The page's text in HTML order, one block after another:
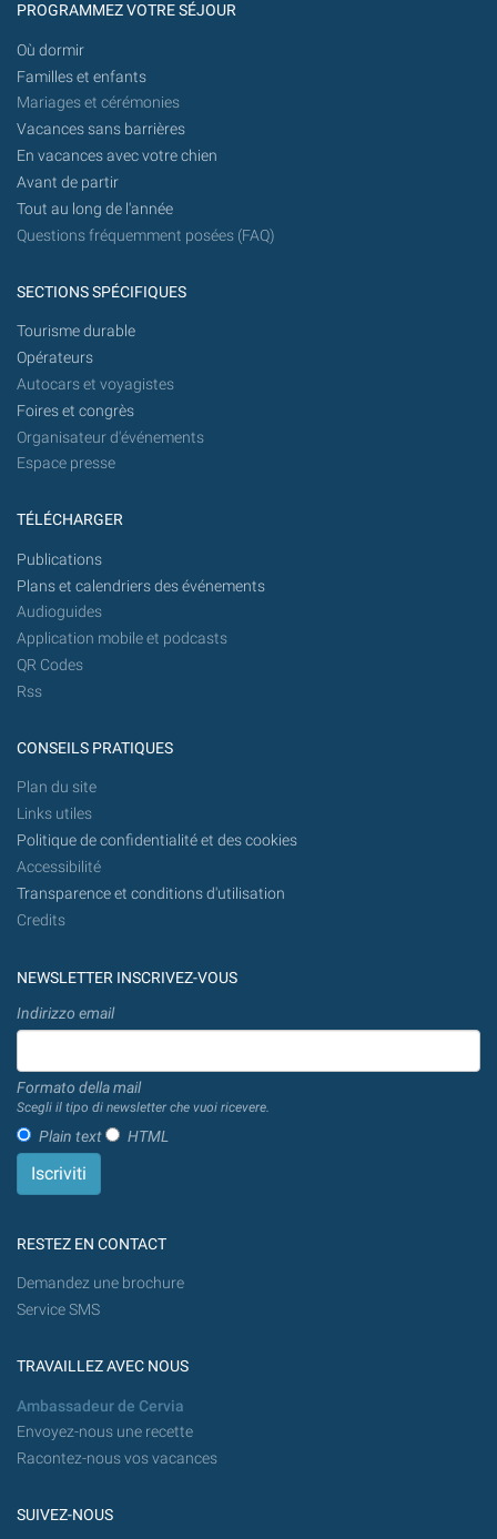
PROGRAMMEZ VOTRE SÉJOUR
Où dormir
Familles et enfants
Mariages et cérémonies
Vacances sans barrières
En vacances avec votre chien
Avant de partir
Tout au long de l'année
Questions fréquemment posées (FAQ)
SECTIONS SPÉCIFIQUES
Tourisme durable
Opérateurs
Autocars et voyagistes
Foires et congrès
Organisateur d'événements
Espace presse
TÉLÉCHARGER
Publications
Plans et calendriers des événements
Audioguides
Application mobile et podcasts
QR Codes
Rss
CONSEILS PRATIQUES
Plan du site
Links utiles
Politique de confidentialité et des cookies
Accessibilité
Transparence et conditions d'utilisation
Credits
NEWSLETTER INSCRIVEZ-VOUS
Indirizzo email
Formato della mail
Scegli il tipo di newsletter che vuoi ricevere.
Plain text HTML
RESTEZ EN CONTACT
Demandez une brochure
Service SMS
TRAVAILLEZ AVEC NOUS
Ambassadeur de Cervia
Envoyez-nous une recette
Racontez-nous vos vacances
SUIVEZ-NOUS